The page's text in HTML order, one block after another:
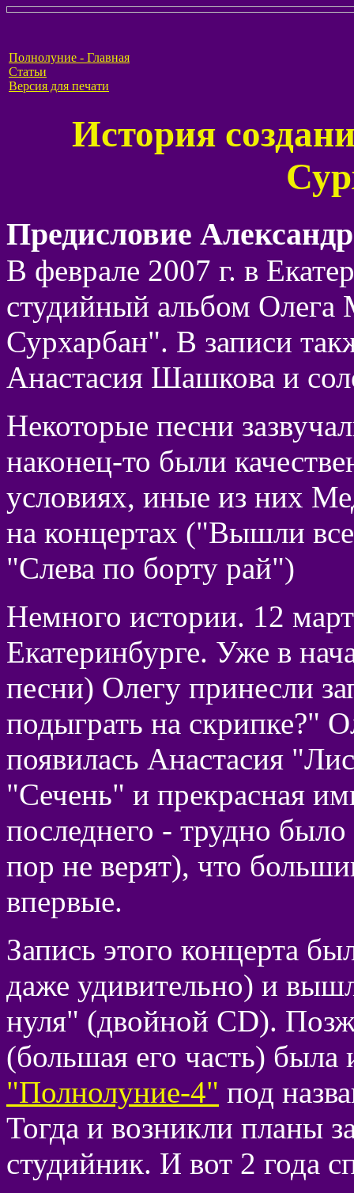
Полнолуние - Главная
Статьи
Версия для печати
История
Предисловие
В феврале 2007 г. в
студийный альбом Олега
Сурхарбан". В записи
Анастасия Шашкова и
Некоторые песни
наконец-то были
условиях, иные из них
на концертах ("Вышли
"Слева по борту рай")
Немного истории. 12
Екатеринбурге. Уже в
песни) Олегу принесли
подыграть на скрипке?"
появилась Анастасия
"Сечень" и прекрасная
последнего - трудно
пор не верят), что
впервые.
Запись этого концерта
даже удивительно) и
нуля" (двойной CD).
(большая его часть) была
"Полнолуние-4" под
Тогда и возникли планы
студийник. И вот 2 года